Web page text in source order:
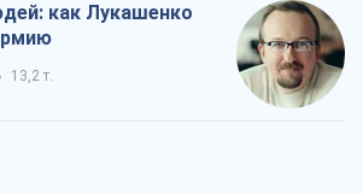
как Лукашенко
13,2 т.